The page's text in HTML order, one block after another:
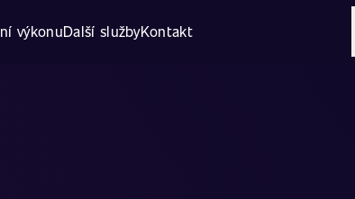
výkonuDalší službyKontakt